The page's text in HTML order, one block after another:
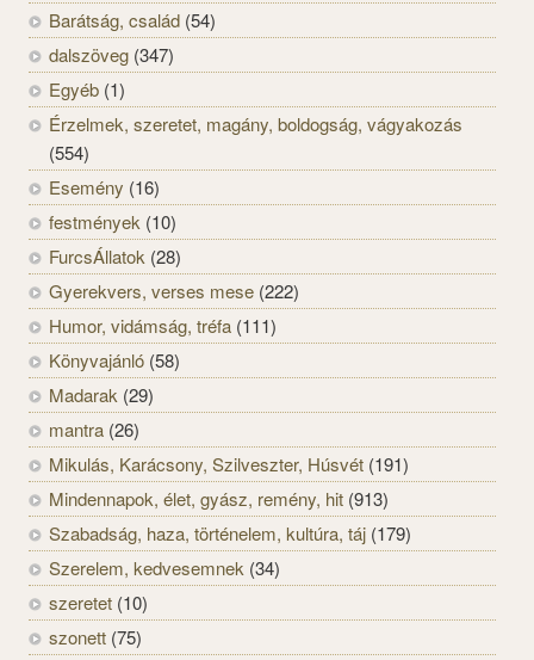
Barátság, család (54)
dalszöveg (347)
Egyéb (1)
Érzelmek, szeretet, magány, boldogság, vágyakozás
(554)
Esemény (16)
festmények (10)
FurcsÁllatok (28)
Gyerekvers, verses mese (222)
Humor, vidámság, tréfa (111)
Könyvajánló (58)
Madarak (29)
mantra (26)
Mikulás, Karácsony, Szilveszter, Húsvét (191)
Mindennapok, élet, gyász, remény, hit (913)
Szabadság, haza, történelem, kultúra, táj (179)
Szerelem, kedvesemnek (34)
szeretet (10)
szonett (75)